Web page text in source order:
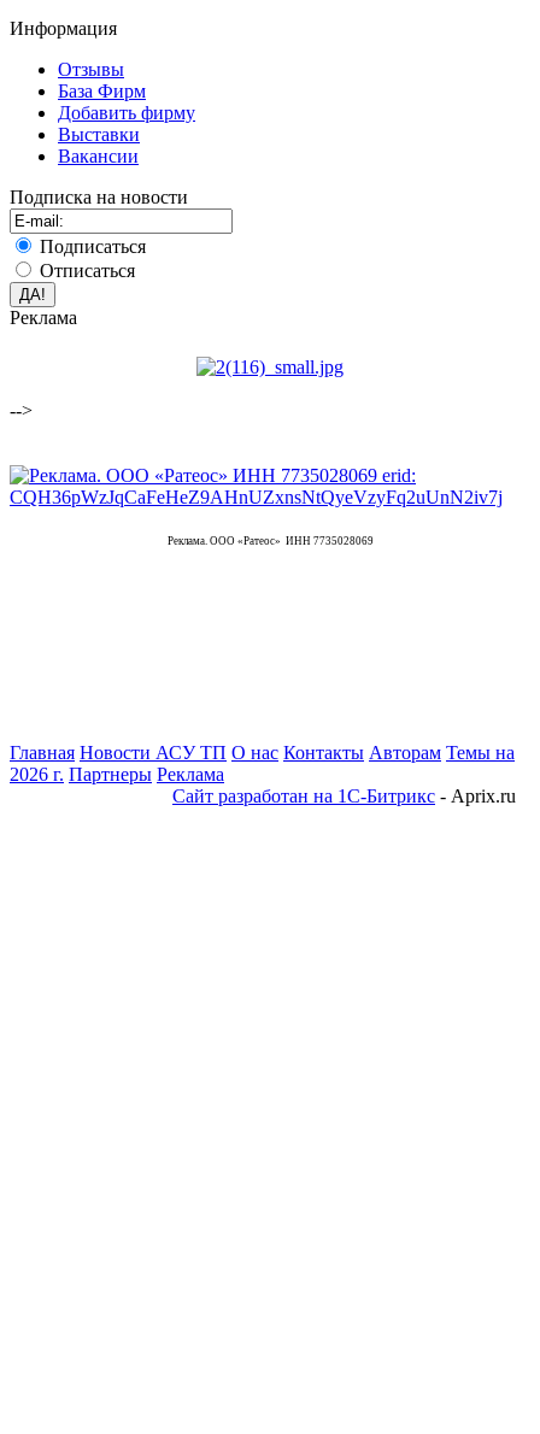
Информация
Отзывы
База Фирм
Добавить фирму
Выставки
Вакансии
Подписка на новости
Подписаться
Отписаться
Реклама
-->
Реклама. ООО «Ратеос» ИНН 7735028069
Главная Новости АСУ ТП О нас Контакты Авторам Темы на
2026 г. Партнеры Реклама
Сайт разработан на 1С-Битрикс - Aprix.ru